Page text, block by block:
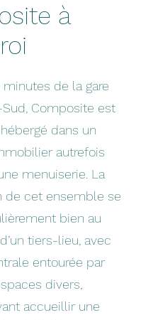
à
de la gare
Composite est
dans un
autrefois
menuiserie. La
de cet ensemble se
bien au
tiers-lieu, avec
entourée par
divers,
accueillir une